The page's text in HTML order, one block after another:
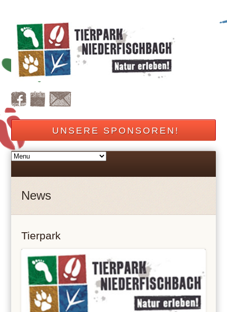
UNSERE SPONSOREN!
News
Tierpark